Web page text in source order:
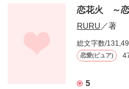
謎多き人気者高校１年
蓮琳ｻﾝ
☆めみ★ｻﾝ
(むらかみありす)
気が強い
フランス人と日本人のハーフ
「うん！小学校の頃からつけ
小さい頃に大事な人からもら
両想いになることは
恋花火 ～恋
RURU／著
総文字数/
恋愛(ピュア)
5